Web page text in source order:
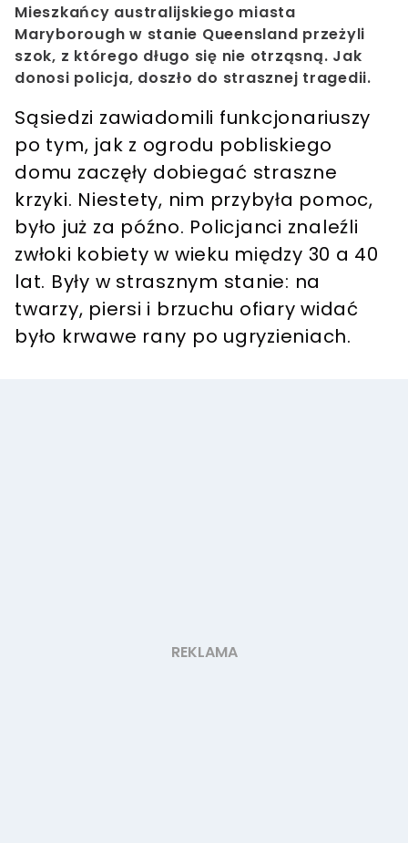
Mieszkańcy australijskiego miasta
Maryborough w stanie Queensland przeżyli
szok, z którego długo się nie otrząsną. Jak
donosi policja, doszło do strasznej tragedii.
Sąsiedzi zawiadomili funkcjonariuszy
po tym, jak z ogrodu pobliskiego
domu zaczęły dobiegać straszne
krzyki. Niestety, nim przybyła pomoc,
było już za późno. Policjanci znaleźli
zwłoki kobiety w wieku między 30 a 40
lat. Były w strasznym stanie: na
twarzy, piersi i brzuchu ofiary widać
było krwawe rany po ugryzieniach.